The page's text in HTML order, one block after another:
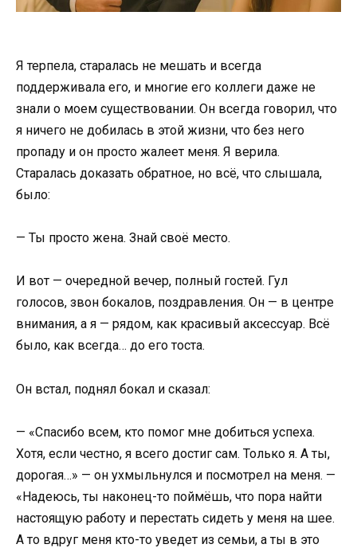
Я терпела, старалась не мешать и всегда
поддерживала его, и многие его коллеги даже не
знали о моем существовании. Он всегда говорил, что
я ничего не добилась в этой жизни, что без него
пропаду и он просто жалеет меня. Я верила.
Старалась доказать обратное, но всё, что слышала,
было:
— Ты просто жена. Знай своё место.
И вот — очередной вечер, полный гостей. Гул
голосов, звон бокалов, поздравления. Он — в центре
внимания, а я — рядом, как красивый аксессуар. Всё
было, как всегда… до его тоста.
Он встал, поднял бокал и сказал:
— «Спасибо всем, кто помог мне добиться успеха.
Хотя, если честно, я всего достиг сам. Только я. А ты,
дорогая…» — он ухмыльнулся и посмотрел на меня. —
«Надеюсь, ты наконец-то поймёшь, что пора найти
настоящую работу и перестать сидеть у меня на шее.
А то вдруг меня кто-то уведет из семьи, а ты в это